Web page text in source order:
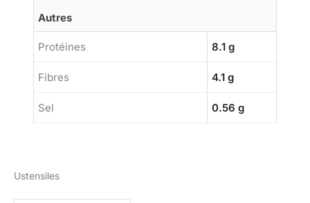
Autres
Protéines 8.1 g
Fibres 4.1 g
Sel 0.56 g
Ustensiles